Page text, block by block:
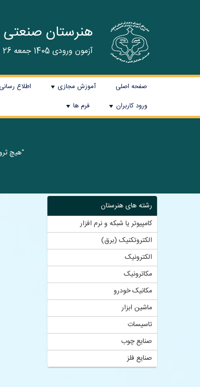
هنرستان صنعتی
آزمون ورودی 1405 جمعه 26 تیرماه برگزار گردید و نتایج در سایت اعلام می شود.
صفحه اصلی آموزش مجازی اطلاع رسانی
+
ورود کاربران
+
فرم ها
"هیچ
رشته های هنرستان
کامپیوتر یا شبکه و نرم افزار
الکتروتکنیک (برق)
الکترونیک
مکاترونیک
مکانیک خودرو
ماشین ابزار
تاسیسات
صنایع چوب
صنایع فلز